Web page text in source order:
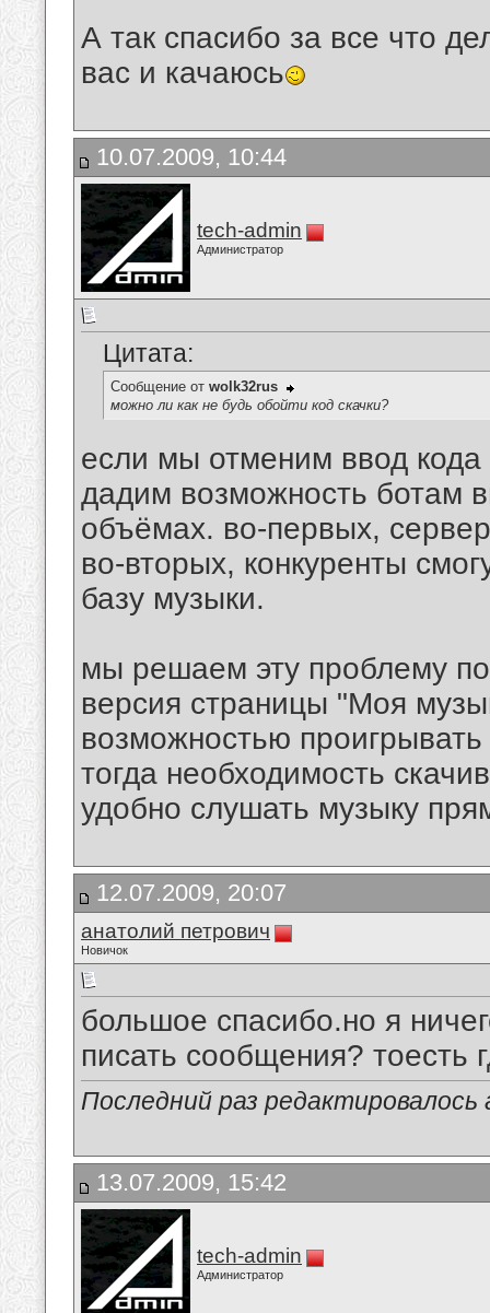
А так спасибо за все что
вас и качаюсь
10.07.2009, 10:44
tech-admin
Администратор
Цитата:
Сообщение от wolk32rus
можно ли как не будь обойти код скачки?
если мы отменим ввод кода
дадим возможность ботам
объёмах. во-первых,
во-вторых, конкуренты
базу музыки.
мы решаем эту проблему
версия страницы "Моя
возможностью
тогда необходимость
удобно слушать музыку
12.07.2009, 20:07
анатолий петрович
Новичок
большое спасибо.но я
писать сообщения? тоесть
Последний раз
13.07.2009, 15:42
tech-admin
Администратор